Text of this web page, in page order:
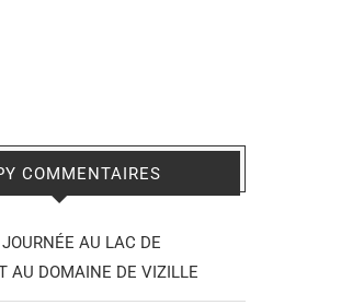
COMMENTAIRES
AU LAC DE
AU DOMAINE DE VIZILLE